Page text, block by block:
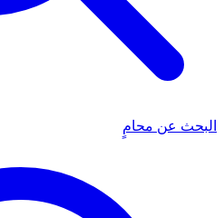
البحث عن محامٍ